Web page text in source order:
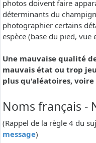
photos doivent faire
déterminants du
photographier certains
espèce (base du pied, vue
Une mauvaise qualité
mauvais état ou trop
plus qu'aléatoires, voire
Noms français -
(Rappel de la règle 4 du
message)